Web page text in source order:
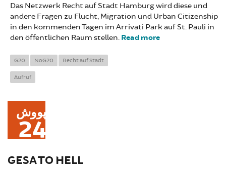
Das Netzwerk Recht auf Stadt Hamburg wird diese und
andere Fragen zu Flucht, Migration und Urban Citizenship
in den kommenden Tagen im Arrivati Park auf St. Pauli in
den öffentlichen Raum stellen. Read more
G20 NoG20 Recht auf Stadt
Aufruf
پووش
24
GESA TO HELL